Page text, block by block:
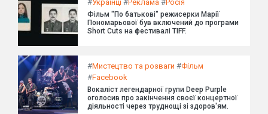
#Українці #Реклама #Росія
Фільм "По батькові" режисерки Марії
Пономарьової був включений до програми
Short Cuts на фестивалі TIFF.
#Мистецтво та розваги #Фільм
#Facebook
Вокаліст легендарної групи Deep Purple
оголосив про закінчення своєї концертної
діяльності через труднощі зі здоров'ям.